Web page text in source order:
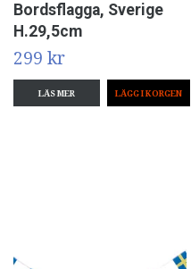
Bordsflagga, Sverige
H.29,5cm
299 kr
LÄS MER